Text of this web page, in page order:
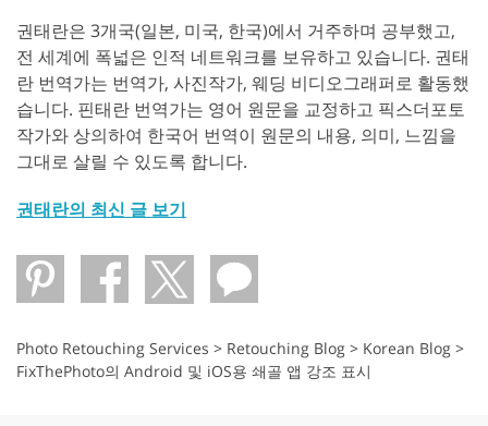
권태란은 3개국(일본, 미국, 한국)에서 거주하며 공부했고,
전 세계에 폭넓은 인적 네트워크를 보유하고 있습니다. 권태
란 번역가는 번역가, 사진작가, 웨딩 비디오그래퍼로 활동했
습니다. 핀태란 번역가는 영어 원문을 교정하고 픽스더포토
작가와 상의하여 한국어 번역이 원문의 내용, 의미, 느낌을
그대로 살릴 수 있도록 합니다.
권태란의 최신 글 보기
Photo Retouching Services > Retouching Blog > Korean Blog >
FixThePhoto의 Android 및 iOS용 쇄골 앱 강조 표시